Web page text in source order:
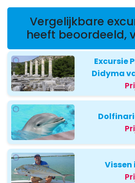
Vergelijkbare
heeft beoordeeld,
Excursie
Didyma
Vissen